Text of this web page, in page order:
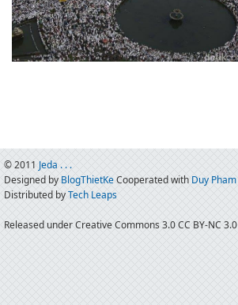
© 2011 Jeda . . .
Designed by BlogThietKeCooperated with Duy Pham
Distributed byTech Leaps
Released under Creative Commons 3.0 CC BY-NC 3.0